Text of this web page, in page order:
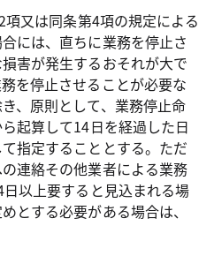
又は同条第4項の規定による
には、直ちに業務を停止さ
害が発生するおそれが大で
を停止させることが必要な
、原則として、業務停止命
起算して14日を経過した日
指定することとする。ただ
連絡その他業者による業務
以上要すると見込まれる場
とする必要がある場合は、